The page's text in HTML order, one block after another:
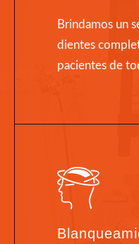
Brindamos un
dientes
pacientes de